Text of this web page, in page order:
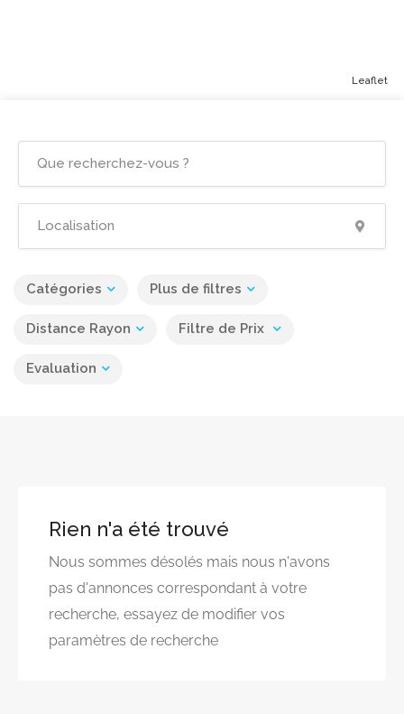
Catégories Plus de filtres
Distance Rayon Filtre de Prix
Evaluation
Rien n'a été trouvé
Nous sommes désolés mais nous n'avons
pas d'annonces correspondant à votre
recherche, essayez de modifier vos
paramètres de recherche
Leaflet